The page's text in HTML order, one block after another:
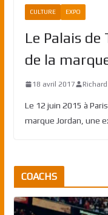
CULTURE EXPO
Le Palais
de la
18 avril 2017
Le 12 juin 2015 à
marque Jordan, une
COACHS